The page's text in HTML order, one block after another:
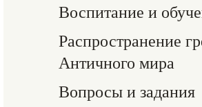
Воспитание и
Распространение
Античного мира
Вопросы и задания